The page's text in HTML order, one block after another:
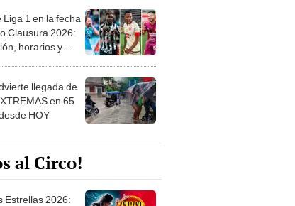
Liga 1 en la fecha
Clausura 2026:
horarios y
llegada de
en 65
HOY
al Circo!
Estrellas 2026: